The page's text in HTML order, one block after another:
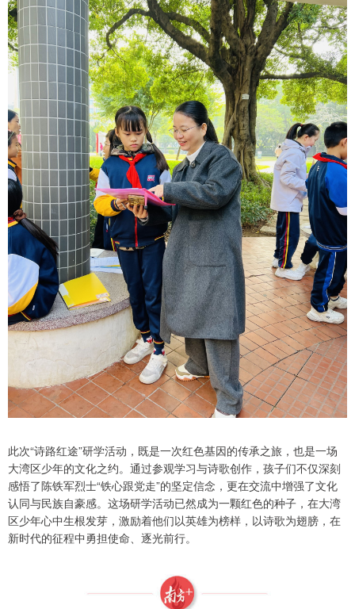
此次“诗路红途”研学活动，既是一次红色基因的传承之旅，也是一场
大湾区少年的文化之约。通过参观学习与诗歌创作，孩子们不仅深刻
感悟了陈铁军烈士“铁心跟党走”的坚定信念，更在交流中增强了文化
认同与民族自豪感。这场研学活动已然成为一颗红色的种子，在大湾
区少年心中生根发芽，激励着他们以英雄为榜样，以诗歌为翅膀，在
新时代的征程中勇担使命、逐光前行。